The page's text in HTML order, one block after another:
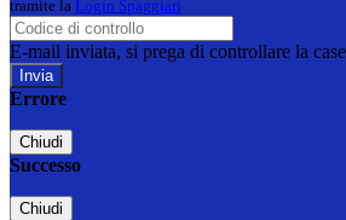
tramite la Login Spaggiari
E-mail inviata, si prega di controllare la
Errore
Chiudi
Successo
Chiudi